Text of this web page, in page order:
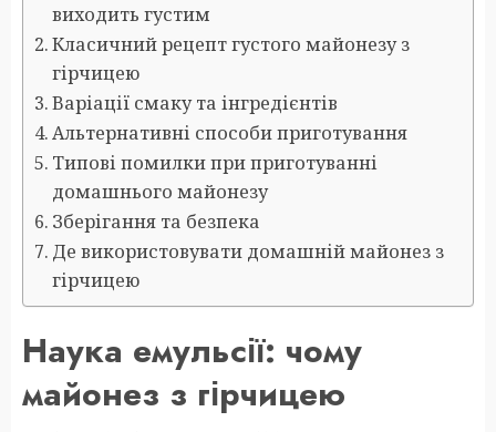
виходить густим
Класичний рецепт густого майонезу з
гірчицею
Варіації смаку та інгредієнтів
Альтернативні способи приготування
Типові помилки при приготуванні
домашнього майонезу
Зберігання та безпека
Де використовувати домашній майонез з
гірчицею
Наука емульсії: чому
майонез з гірчицею